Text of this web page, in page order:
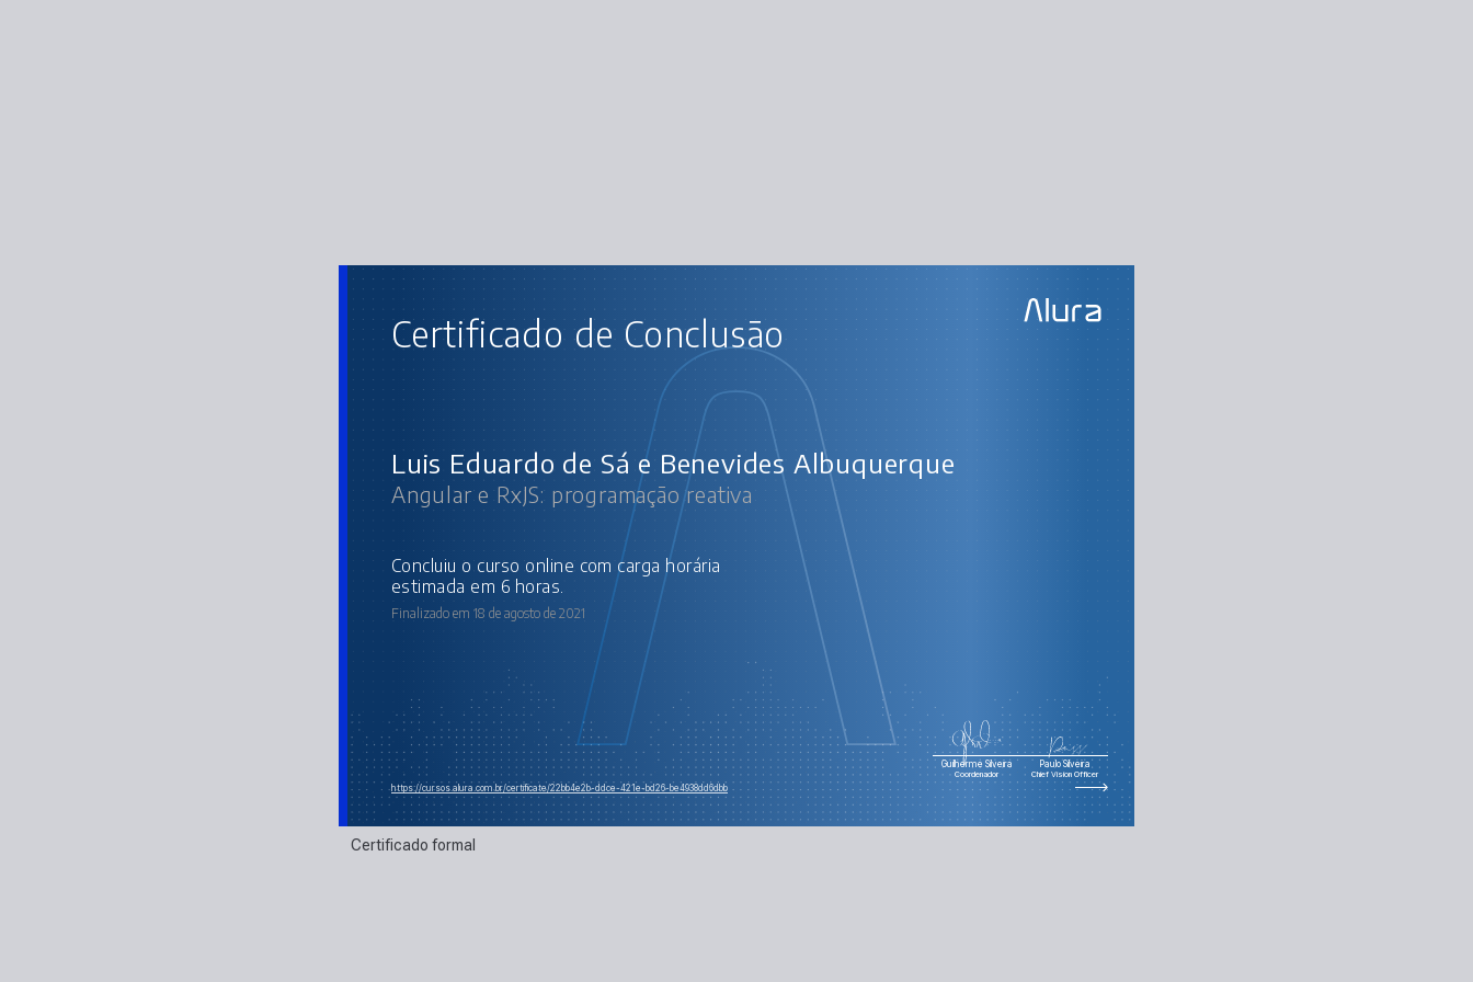
Certificado de Conclusão
Luis Eduardo de Sá e Benevides Albuquerque
Angular e RxJS: programação reativa
concluiu o curso online com carga horária
estimada em 6 horas.
Finalizado em 18 de agosto de 2021
Guilherme Silveira
Coordenador
Paulo Silveira
Chief Vision Officer
https://cursos.alura.com.br/certificate/22bb4e2b-ddce-421e-bd26-be4938dd6dbb
AULAS DO CURSO
Angular e RxJS: programação reativa
Operadores de transformação
Operadores de fluxo
Certificado formal